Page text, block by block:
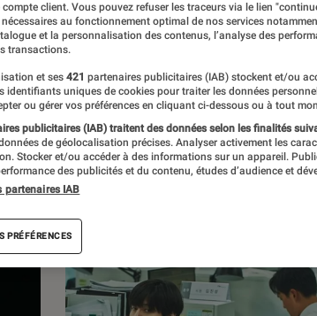
Plume pour plusieurs sites
Tenante (le podcast des Cinémas
livre, La Figure de Dracula.
compte client. Vous pouvez refuser les traceurs via le lien
au fonctionnement optimal de nos services
et la personnalisation des contenus, l’analyse des
transactions.
et ses 421 partenaires publicitaires (IAB) stockent et/ou
identifiants uniques de cookies pour traiter les données
ou gérer vos préférences en cliquant ci-dessous ou à tout
publicitaires (IAB) traitent des données selon les finalités
de géolocalisation précises. Analyser activement les
Stocker et/ou accéder à des informations sur un appareil.
des publicités et du contenu, études d’audience et
partenaires IAB
PRÉFÉRENCES